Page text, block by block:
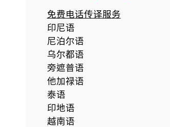
免费电话传译服务
印尼语
尼泊尔语
乌尔都语
旁遮普语
他加禄语
泰语
印地语
越南语